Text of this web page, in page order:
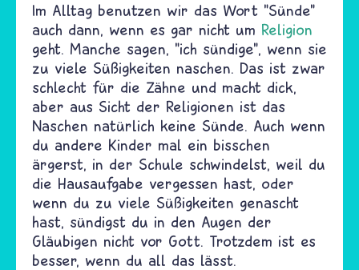
Im Alltag benutzen wir das Wort "Sünde"
auch dann, wenn es gar nicht um Religion
geht. Manche sagen, "ich sündige", wenn sie
zu viele Süßigkeiten naschen. Das ist zwar
schlecht für die Zähne und macht dick,
aber aus Sicht der Religionen ist das
Naschen natürlich keine Sünde. Auch wenn
du andere Kinder mal ein bisschen
ärgerst, in der Schule schwindelst, weil du
die Hausaufgabe vergessen hast, oder
wenn du zu viele Süßigkeiten genascht
hast, sündigst du in den Augen der
Gläubigen nicht vor Gott. Trotzdem ist es
besser, wenn du all das lässt.